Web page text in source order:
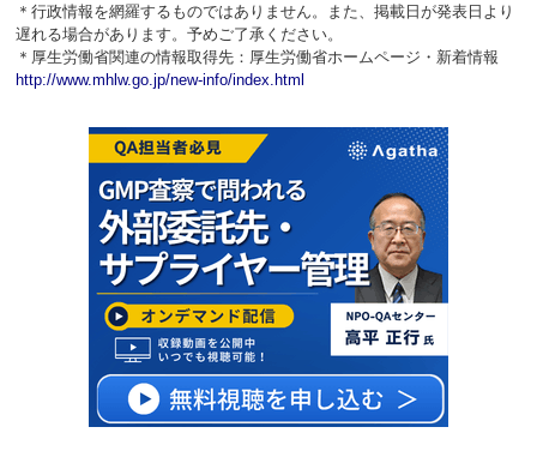
＊行政情報を網羅するものではありません。また、掲載日が発表日より
遅れる場合があります。予めご了承ください。
＊厚生労働省関連の情報取得先：厚生労働省ホームページ・新着情報
http://www.mhlw.go.jp/new-info/index.html